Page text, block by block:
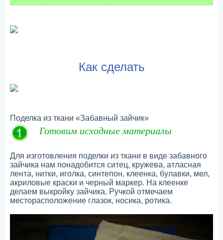
Как сделать
Поделка из ткани «Забавный зайчик»
Готовим исходные материалы
Для изготовления поделки из ткани в виде забавного
зайчика нам понадобится ситец, кружева, атласная
лента, нитки, иголка, синтепон, клеенка, булавки, мел,
акриловые краски и черный маркер. На клеенке
делаем выкройку зайчика. Ручкой отмечаем
месторасположение глазок, носика, ротика.